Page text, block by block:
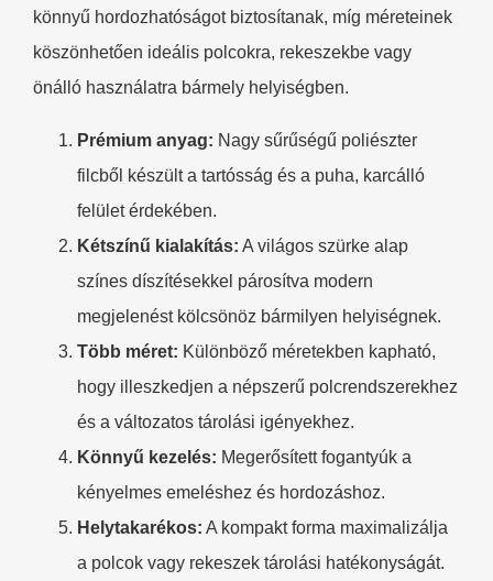
könnyű hordozhatóságot biztosítanak, míg méreteinek
köszönhetően ideális polcokra, rekeszekbe vagy
önálló használatra bármely helyiségben.
​Prémium anyag:​ ​ Nagy sűrűségű poliészter
filcből készült a tartósság és a puha, karcálló
felület érdekében.
​Kétszínű kialakítás:​ ​ A világos szürke alap
színes díszítésekkel párosítva modern
megjelenést kölcsönöz bármilyen helyiségnek.
​Több méret:​ ​ Különböző méretekben kapható,
hogy illeszkedjen a népszerű polcrendszerekhez
és a változatos tárolási igényekhez.
​Könnyű kezelés:​ ​ Megerősített fogantyúk a
kényelmes emeléshez és hordozáshoz.
​Helytakarékos:​ ​ A kompakt forma maximalizálja
a polcok vagy rekeszek tárolási hatékonyságát.